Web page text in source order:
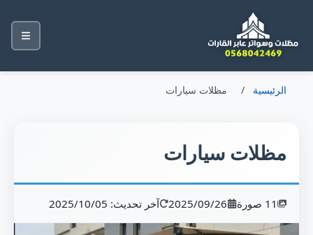
الرئيسية / مظلات سيارات
مظلات سيارات
11 صورة 2025/09/26 آخر تحديث: 2025/10/05